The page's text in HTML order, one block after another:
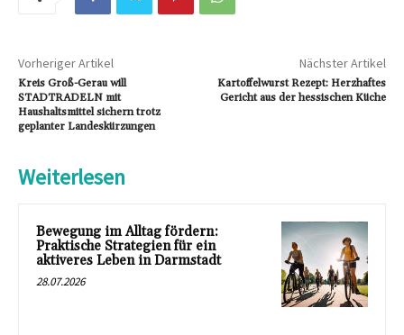
Vorheriger Artikel
Kreis Groß-Gerau will
STADTRADELN mit
Haushaltsmittel sichern trotz
geplanter Landeskürzungen
Nächster Artikel
Kartoffelwurst Rezept: Herzhaftes
Gericht aus der hessischen Küche
Weiterlesen
Bewegung im Alltag fördern:
Praktische Strategien für ein
aktiveres Leben in Darmstadt
28.07.2026